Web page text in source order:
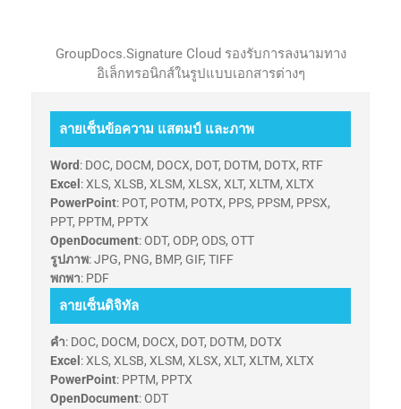
GroupDocs.Signature Cloud รองรับการลงนามทาง
อิเล็กทรอนิกส์ในรูปแบบเอกสารต่างๆ
ลายเซ็นข้อความ แสตมป์ และภาพ
Word: DOC, DOCM, DOCX, DOT, DOTM, DOTX, RTF
Excel : XLS, XLSB, XLSM, XLSX, XLT, XLTM, XLTX
PowerPoint: POT, POTM, POTX, PPS, PPSM, PPSX,
PPT, PPTM, PPTX
OpenDocument: ODT, ODP, ODS, OTT
รูปภาพ: JPG, PNG, BMP, GIF, TIFF
พกพา: PDF
ลายเซ็นดิจิทัล
คำ: DOC, DOCM, DOCX, DOT, DOTM, DOTX
Excel : XLS, XLSB, XLSM, XLSX, XLT, XLTM, XLTX
PowerPoint: PPTM, PPTX
OpenDocument: ODT